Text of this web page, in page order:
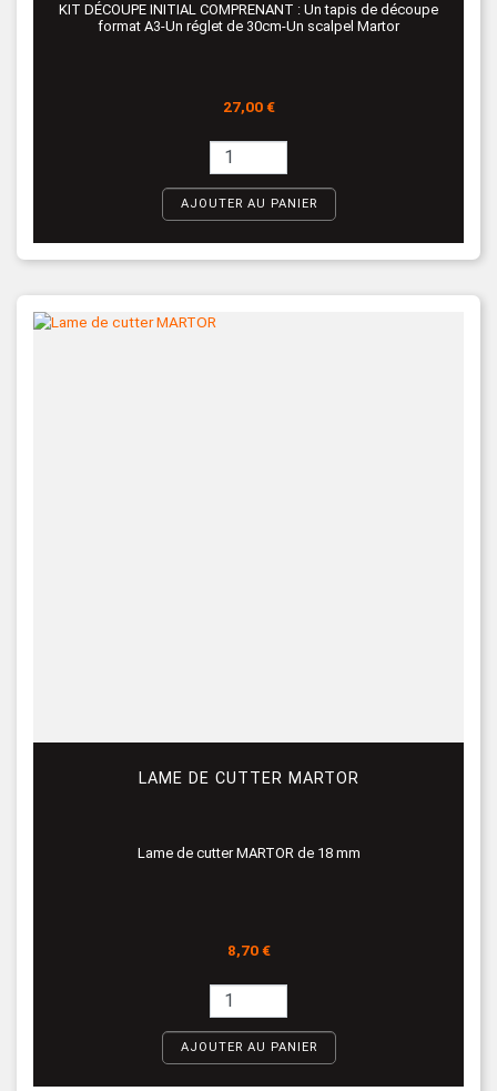
KIT DÉCOUPE INITIAL COMPRENANT : Un tapis de découpe
format A3-Un réglet de 30cm-Un scalpel Martor
Prix
27,00 €
AJOUTER AU PANIER
LAME DE CUTTER MARTOR
Lame de cutter MARTOR de 18 mm
Prix
8,70 €
AJOUTER AU PANIER